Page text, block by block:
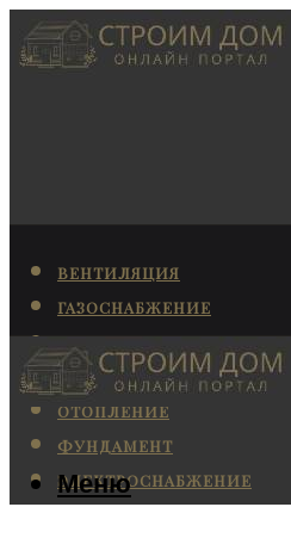
ВЕНТИЛЯЦИЯ
ГАЗОСНАБЖЕНИЕ
КАНАЛИЗАЦИЯ
КОНДИЦИОНИРОВАНИЕ
ОТОПЛЕНИЕ
ФУНДАМЕНТ
ЭЛЕКТРОСНАБЖЕНИЕ
Меню